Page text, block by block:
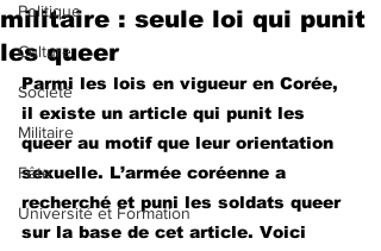
Politique
Culture
Société
Militaire
Fête
Université et Formation
militaire : seule loi qui punit
les queer
Parmi les lois en vigueur en Corée,
il existe un article qui punit les
queer au motif que leur orientation
sexuelle. L’armée coréenne a
recherché et puni les soldats queer
sur la base de cet article. Voici